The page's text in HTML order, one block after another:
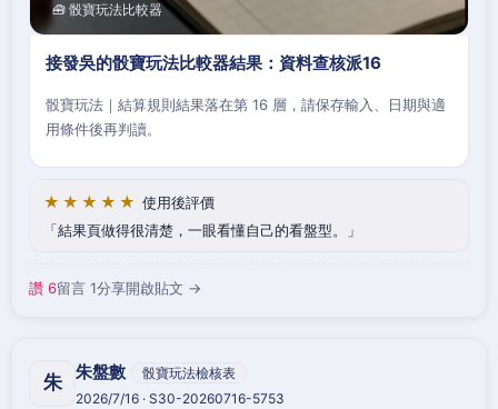
🧰 骰寶玩法比較器
接發吳的骰寶玩法比較器結果：資料查核派16
骰寶玩法｜結算規則結果落在第 16 層，請保存輸入、日期與適
用條件後再判讀。
★★★★★ 使用後評價
結果頁做得很清楚，一眼看懂自己的看盤型。
讚 6留言 1分享開啟貼文 →
朱 朱盤數
骰寶玩法檢核表
2026/7/16 · S30-20260716-5753